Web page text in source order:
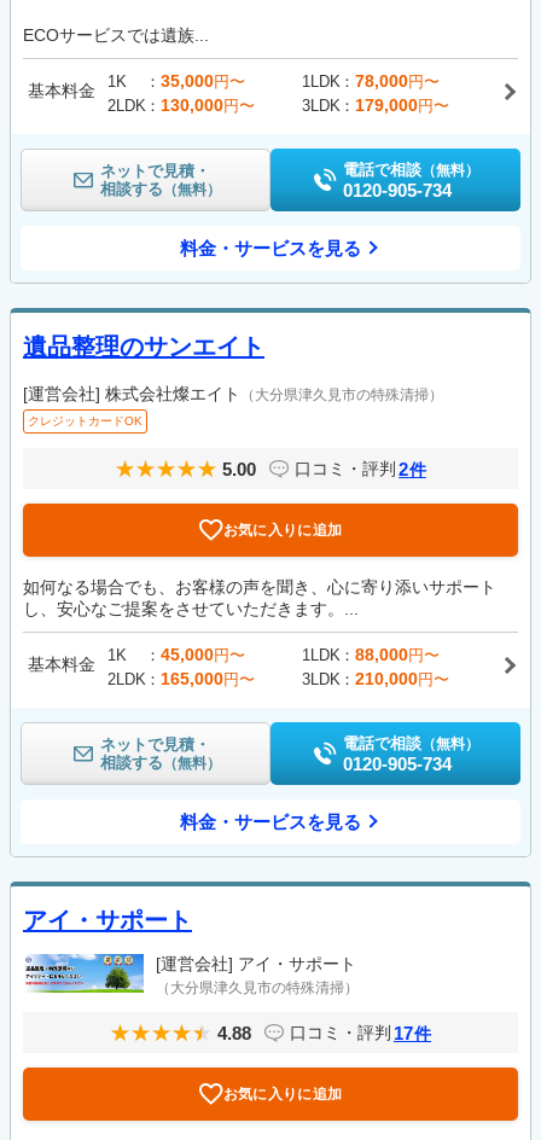
ECOサービスでは遺族...
基本料金 1K 35,000円〜 1LDK 78,000円〜
2LDK
130,000円〜 3LDK 179,000円〜
ネットで見積・
相談する （無料）
電話で相談 （無料）
0120-905-734
料金・サービスを見る
遺品整理のサンエイト
[運営会社] 株式会社燦エイト （大分県津久見市の特殊清掃）
クレジットカードOK
5.00 口コミ・評判 2件
お気に入りに追加
如何なる場合でも、お客様の声を聞き、心に寄り添いサポート
し、安心なご提案をさせていただきます。...
基本料金 1K 45,000円〜 1LDK 88,000円〜
2LDK
165,000円〜 3LDK 210,000円〜
ネットで見積・
相談する （無料）
電話で相談 （無料）
0120-905-734
料金・サービスを見る
アイ・サポート
[運営会社] アイ・サポート
（大分県津久見市の特殊清掃）
4.88 口コミ・評判 17件
お気に入りに追加